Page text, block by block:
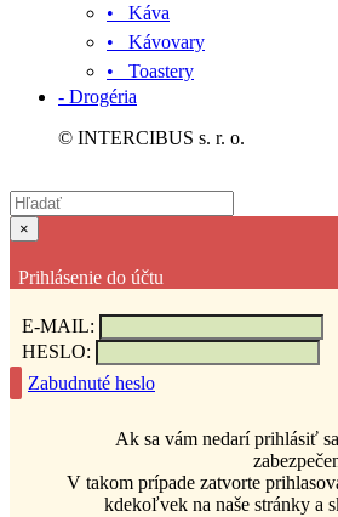
• Káva
• Kávovary
• Toastery
- Drogéria
© INTERCIBUS s. r. o.
×
Prihlásenie do účtu
E-MAIL:
HESLO:
Zabudnuté heslo
Ak sa vám nedarí prihlásiť
V takom prípade zatvorte
kdekoľvek na naše stránky a